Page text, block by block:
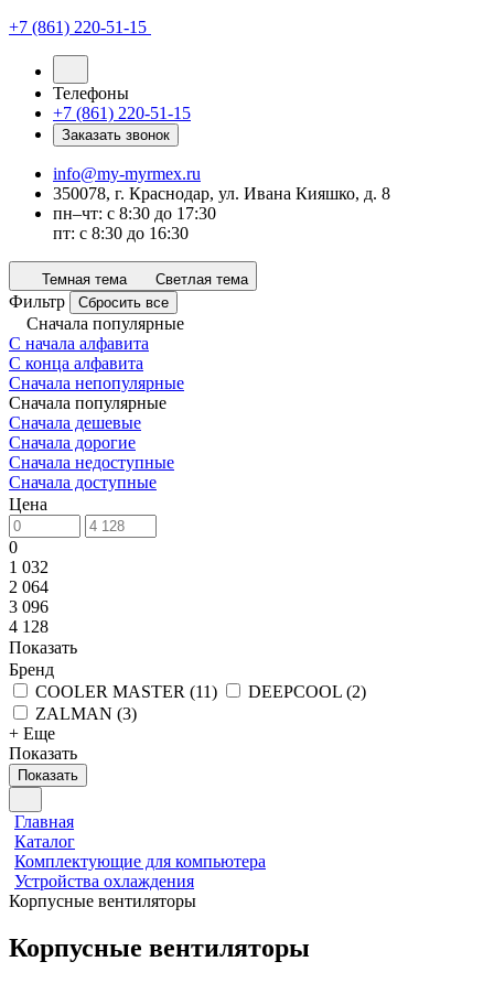
+7 (861) 220-51-15
Телефоны
+7 (861) 220-51-15
Заказать звонок
info@my-myrmex.ru
350078, г. Краснодар, ул. Ивана Кияшко, д. 8
пн–чт: с 8:30 до 17:30
пт: с 8:30 до 16:30
Темная тема Светлая тема
Фильтр Сбросить все
Сначала популярные
С начала алфавита
С конца алфавита
Сначала непопулярные
Сначала популярные
Сначала дешевые
Сначала дорогие
Сначала недоступные
Сначала доступные
Цена
0
1 032
2 064
3 096
4 128
Показать
Бренд
COOLER MASTER (11) DEEPCOOL (2)
ZALMAN (3)
+ Еще
Показать
Показать
Главная
Каталог
Комплектующие для компьютера
Устройства охлаждения
Корпусные вентиляторы
Корпусные вентиляторы